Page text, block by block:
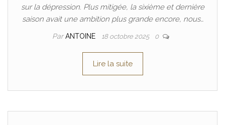
sur la dépression. Plus mitigée, la sixième et dernière
saison avait une ambition plus grande encore, nous…
ParANTOINE 18 octobre 2025 0
Lire la suite